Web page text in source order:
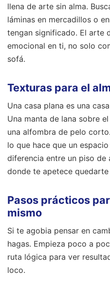
llena de arte sin alma.
láminas en mercadillos o
tengan significado. El arte
emocional en ti, no solo
sofá.
Texturas para el
Una casa plana es una
Una manta de lana sobre
una alfombra de pelo
lo que hace que un
diferencia entre un piso
donde te apetece
Pasos prácticos
mismo
Si te agobia pensar en
hagas. Empieza poco a
ruta lógica para ver
loco.